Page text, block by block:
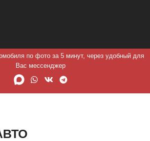
по фото за 5 минут, через удобный для
Вас мессенджер